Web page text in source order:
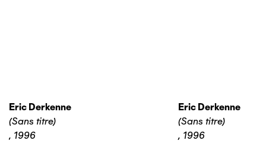
Eric Derkenne
(Sans titre)
, 1996
Eric Derkenne
(Sans titre)
, 1996